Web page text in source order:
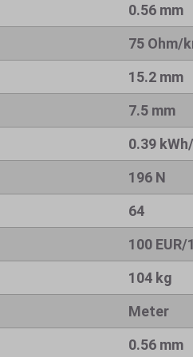
0.56 mm
75 Ohm/
15.2 mm
7.5 mm
0.39
196 N
64
100 EUR/
104 kg
Meter
0.56 mm